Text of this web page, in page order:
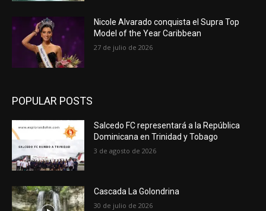
Nicole Alvarado conquista el Supra Top
Model of the Year Caribbean
27 de julio de 2026
POPULAR POSTS
Salcedo FC representará a la República
Dominicana en Trinidad y Tobago
3 de agosto de 2026
Cascada La Golondrina
30 de julio de 2026